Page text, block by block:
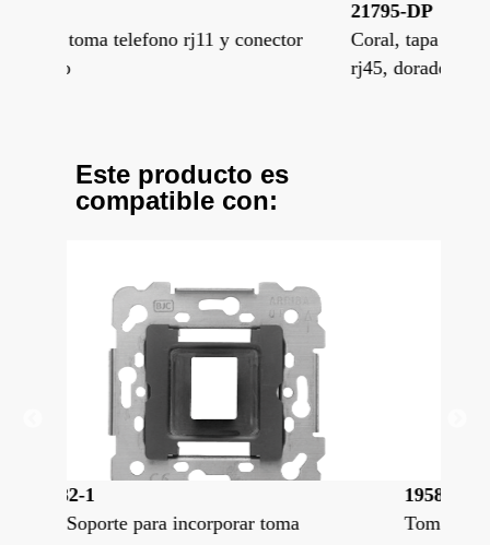
Coral, tapa toma telefono rj11 y conector
Este producto es
compatible con:
19582
Toma rj11 telefono (6 contactos)